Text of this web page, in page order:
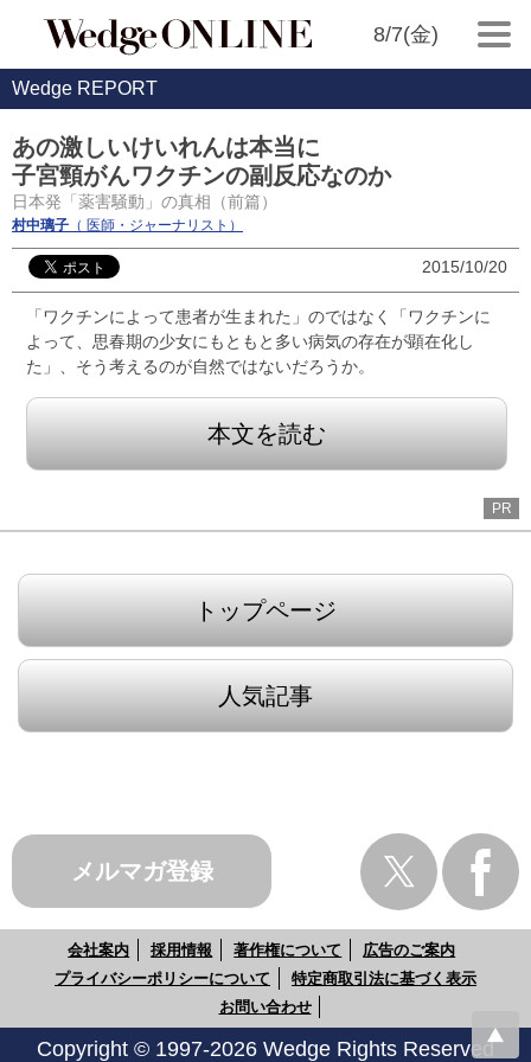
8/7(金)
Wedge REPORT
あの激しいけいれんは本当に
子宮頸がんワクチンの副反応なのか
日本発「薬害騒動」の真相（前篇）
村中璃子 （ 医師・ジャーナリスト）
2015/10/20
「ワクチンによって患者が生まれた」のではなく「ワクチンに
よって、思春期の少女にもともと多い病気の存在が顕在化し
た」、そう考えるのが自然ではないだろうか。
本文を読む
PR
トップページ
人気記事
メルマガ登録
会社案内 採用情報 著作権について
広告のご案内
プライバシーポリシーについて
特定商取引法に基づく表示
お問い合わせ
Copyright © 1997-2026 Wedge Rights Reserved